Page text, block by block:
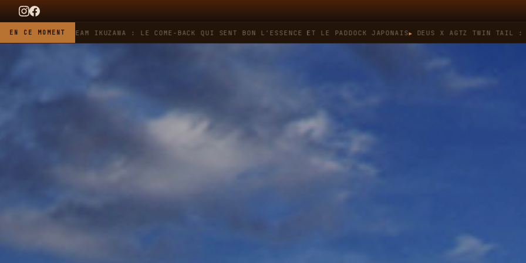
EN CE MOMENT
X TEAM IKUZAWA : LE COME-BACK QUI SENT BON L'ESSENCE ET LE PADDOCK JAPONAIS DEUS X AGTZ TWIN TAIL : QUAND LE